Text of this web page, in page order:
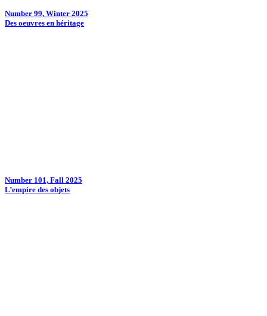
Number 99, Winter 2025
Des oeuvres en héritage
Number 101, Fall 2025
L’empire des objets